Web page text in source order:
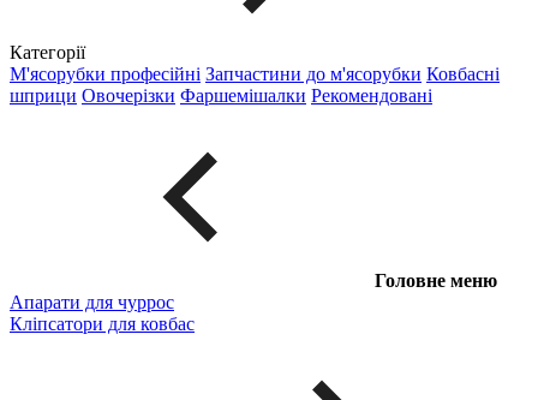
Категорії
М'ясорубки професійні Запчастини до м'ясорубки Ковбасні
шприци Овочерізки Фаршемішалки Рекомендовані
Головне меню
Апарати для чуррос
Кліпсатори для ковбас